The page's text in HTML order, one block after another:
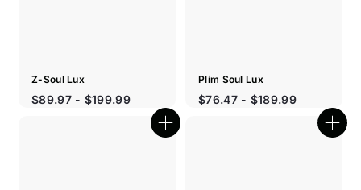
Z-Soul Lux
$89.97 - $199.99
Plim Soul Lux
$76.47 - $189.99
Boutique